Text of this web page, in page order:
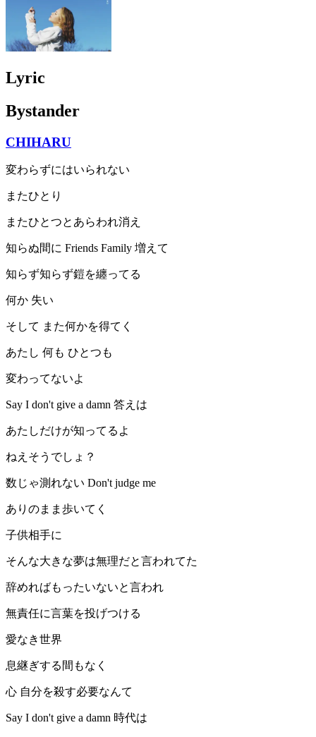
Lyric
Bystander
CHIHARU
変わらずにはいられない
またひとり
またひとつとあらわれ消え
知らぬ間に Friends Family 増えて
知らず知らず鎧を纏ってる
何か 失い
そして また何かを得てく
あたし 何も ひとつも
変わってないよ
Say I don't give a damn 答えは
あたしだけが知ってるよ
ねえそうでしょ？
数じゃ測れない Don't judge me
ありのまま歩いてく
子供相手に
そんな大きな夢は無理だと言われてた
辞めればもったいないと言われ
無責任に言葉を投げつける
愛なき世界
息継ぎする間もなく
心 自分を殺す必要なんて
Say I don't give a damn 時代は